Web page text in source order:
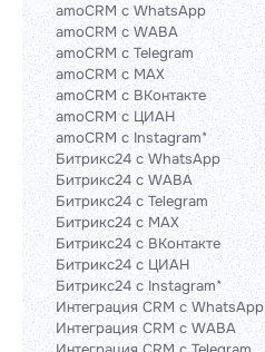
amoCRM с WhatsApp
amoCRM с WABA
amoCRM с Telegram
amoCRM с MAX
amoCRM с ВКонтакте
amoCRM с ЦИАН
amoCRM с Instagram*
Битрикс24 с WhatsApp
Битрикс24 с WABA
Битрикс24 с Telegram
Битрикс24 с MAX
Битрикс24 с ВКонтакте
Битрикс24 с ЦИАН
Битрикс24 с Instagram*
Интеграция CRM с WhatsApp
Интеграция CRM с WABA